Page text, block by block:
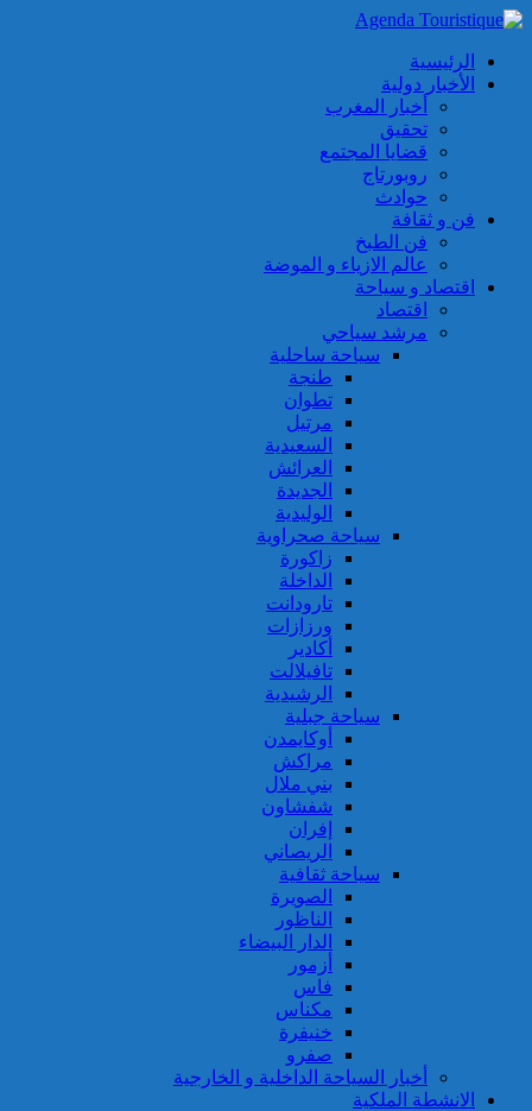
الرئيسية
الأخبار دولية
أخبار المغرب
تحقيق
قضايا المجتمع
روبورتاج
حوادث
فن و ثقافة
فن الطبخ
عالم الازياء و الموضة
اقتصاد و سياحة
اقتصاد
مرشد سياحي
سياحة ساحلية
طنجة
تطوان
مرتيل
السعيدية
العرائش
الجديدة
الوليدية
سياحة صحراوية
زاكورة
الداخلة
تارودانت
ورزازات
أكادير
تافيلالت
الرشيدية
سياحة جبلية
أوكايمدن
مراكش
بني ملال
شفشاون
إفران
الريصاني
سياحة ثقافية
الصويرة
الناظور
الدار البيضاء
أزمور
فاس
مكناس
خنيفرة
صفرو
أخبار السياحة الداخلية و الخارجية
الانشطة الملكية